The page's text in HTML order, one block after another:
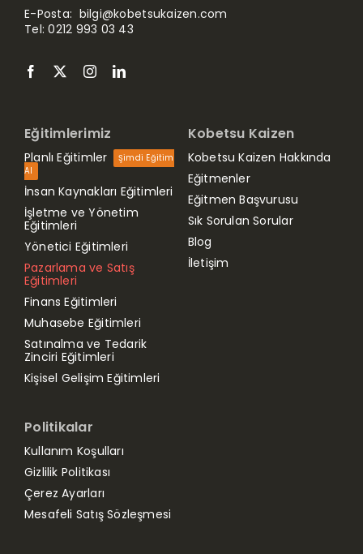
E-Posta: bilgi@kobetsukaizen.com
Tel:0212 993 03 43
Eğitimlerimiz
Planlı Eğitimler
Şimdi Eğitim
Al
İnsan Kaynakları Eğitimleri
İşletme ve Yönetim
Eğitimleri
Yönetici Eğitimleri
Pazarlama ve Satış
Eğitimleri
Finans Eğitimleri
Muhasebe Eğitimleri
Satınalma ve Tedarik
Zinciri Eğitimleri
Kişisel Gelişim Eğitimleri
Kobetsu Kaizen
Kobetsu Kaizen Hakkında
Eğitmenler
Eğitmen Başvurusu
Sık Sorulan Sorular
Blog
İletişim
Politikalar
Kullanım Koşulları
Gizlilik Politikası
Çerez Ayarları
Mesafeli Satış Sözleşmesi